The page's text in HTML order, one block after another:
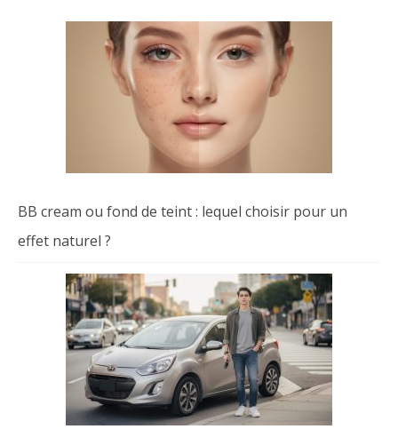
BB cream ou fond de teint : lequel choisir pour un
effet naturel ?